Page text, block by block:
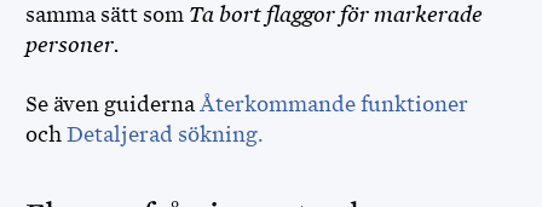
samma sätt som Ta bort flaggor för markerade
personer.
Se även guiderna Återkommande funktioner
och Detaljerad sökning.